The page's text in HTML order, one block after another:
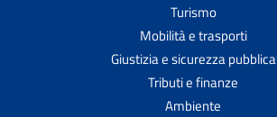
Turismo
Mobilità e trasporti
Giustizia e sicurezza pubblica
Tributi e finanze
Ambiente